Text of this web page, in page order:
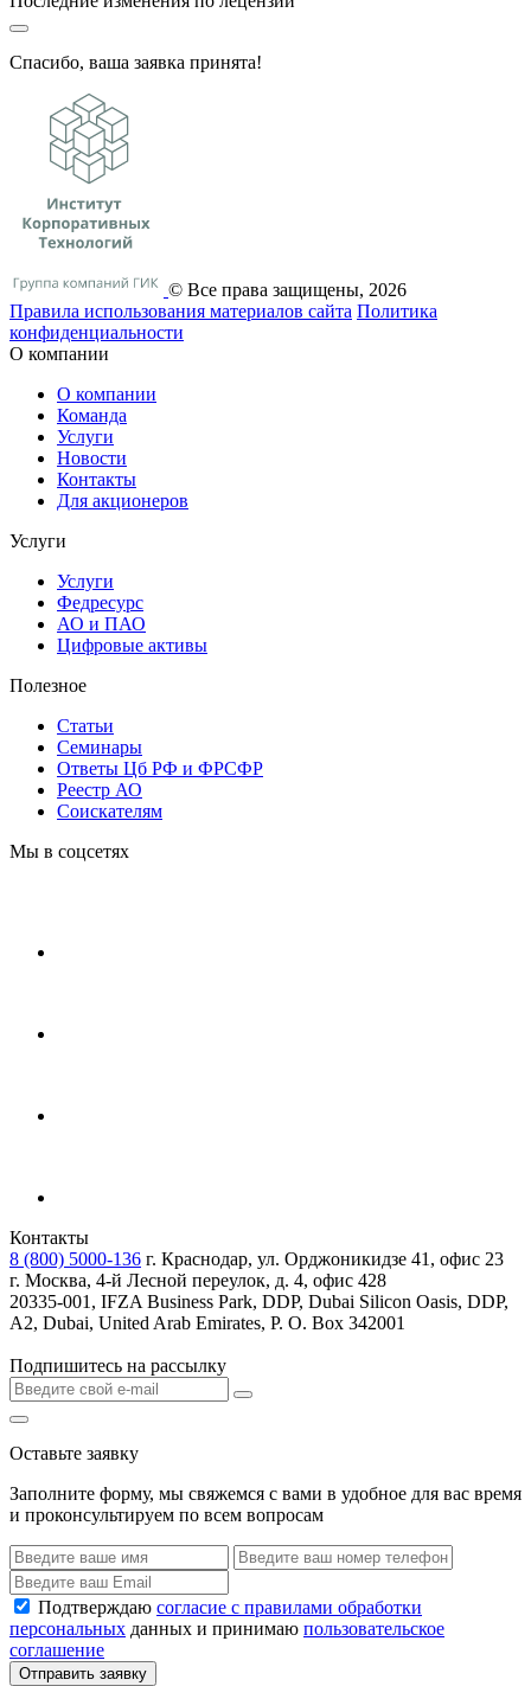
Спасибо, ваша заявка принята!
© Все права защищены, 2026
Правила использования материалов сайта Политика
конфиденциальности
О компании
О компании
Команда
Услуги
Новости
Контакты
Для акционеров
Услуги
Услуги
Федресурс
АО и ПАО
Цифровые активы
Полезное
Статьи
Cеминары
Ответы Цб РФ и ФРСФР
Реестр АО
Соискателям
Мы в соцсетях
Контакты
8 (800) 5000-136 г. Краснодар, ул. Орджоникидзе 41, офис 23
г. Москва, 4-й Лесной переулок, д. 4, офис 428
20335-001, IFZA Business Park, DDP, Dubai Silicon Oasis, DDP,
A2, Dubai, United Arab Emirates, P. O. Box 342001
Подпишитесь на рассылку
Оставьте заявку
Заполните форму, мы свяжемся с вами в удобное для вас время
и проконсультируем по всем вопросам
Подтверждаю согласие с правилами обработки
персональных данных и принимаю пользовательское
соглашение
Отправить заявку